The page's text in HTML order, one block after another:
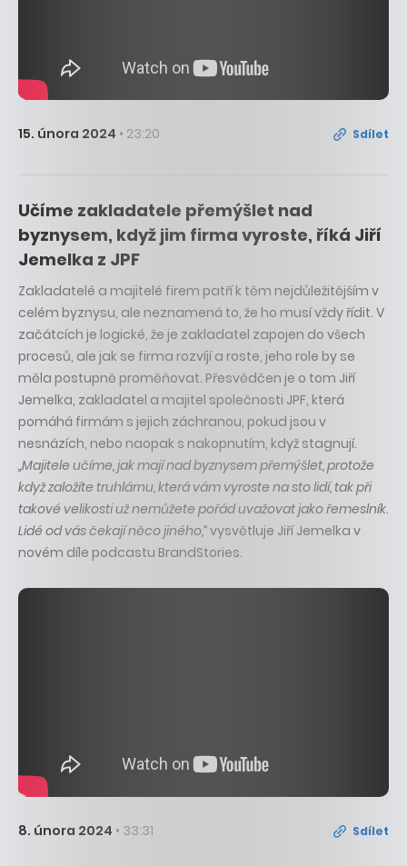
15. února 2024 • 23:20 Sdílet
Učíme zakladatele přemýšlet nad
byznysem, když jim firma vyroste, říká Jiří
Jemelka z JPF
Zakladatelé a majitelé firem patří k těm nejdůležitějším v
celém byznysu, ale neznamená to, že ho musí vždy řídit. V
začátcích je logické, že je zakladatel zapojen do všech
procesů, ale jak se firma rozvíjí a roste, jeho role by se
měla postupně proměňovat. Přesvědčen je o tom Jiří
Jemelka, zakladatel a majitel společnosti JPF, která
pomáhá firmám s jejich záchranou, pokud jsou v
nesnázích, nebo naopak s nakopnutím, když stagnují.
„Majitele učíme, jak mají nad byznysem přemýšlet, protože
když založíte truhlárnu, která vám vyroste na sto lidí, tak při
takové velikosti už nemůžete pořád uvažovat jako řemeslník.
Lidé od vás čekají něco jiného,“vysvětluje Jiří Jemelka v
novém díle podcastu BrandStories.
8. února 2024 • 33:31 Sdílet